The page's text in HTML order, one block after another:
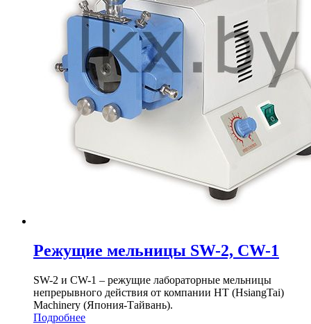
Режущие мельницы SW-2, CW-1
SW-2 и CW-1 – режущие лабораторные мельницы
непрерывного действия от компании HT (HsiangTai)
Machinery (Япония-Тайвань).
Подробнее